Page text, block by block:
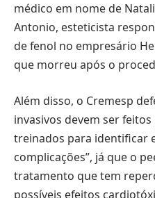
médico em nome de
Antonio, esteticista
de fenol no empresário
que morreu após o
Além disso, o Cremesp
invasivos devem ser
treinados para identificar
complicações”, já que o
tratamento que tem
possíveis efeitos